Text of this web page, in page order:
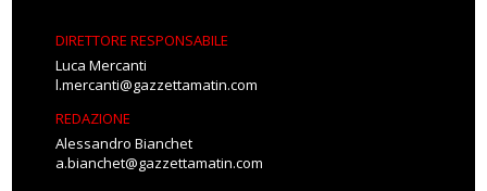
DIRETTORE RESPONSABILE
Luca Mercanti
l.mercanti@gazzettamatin.com
REDAZIONE
Alessandro Bianchet
a.bianchet@gazzettamatin.com